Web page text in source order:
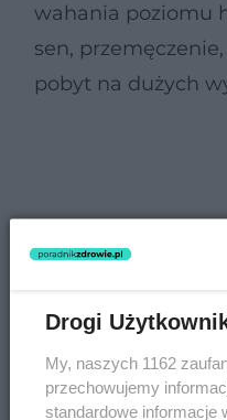
wahania poziomu
sen,
pobyt na dużych
Drogi
My, naszych 1162
przechowujemy
standardowe informacje